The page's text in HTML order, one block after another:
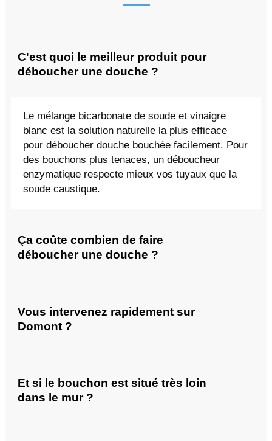
C'est quoi le meilleur produit pour
déboucher une douche ?
Le mélange bicarbonate de soude et vinaigre
blanc est la solution naturelle la plus efficace
pour déboucher douche bouchée facilement. Pour
des bouchons plus tenaces, un déboucheur
enzymatique respecte mieux vos tuyaux que la
soude caustique.
Ça coûte combien de faire
déboucher une douche ?
Vous intervenez rapidement sur
Domont ?
Et si le bouchon est situé très loin
dans le mur ?